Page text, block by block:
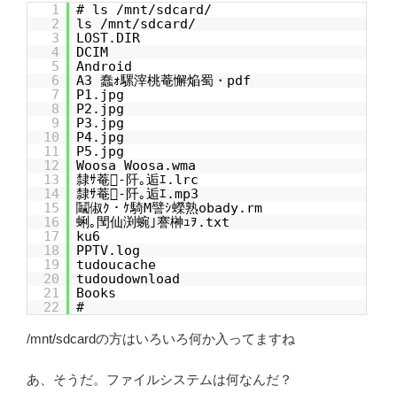
1
# ls /mnt/sdcard/
2
ls /mnt/sdcard/
3
LOST.DIR
4
DCIM
5
Android
6
A3 蠢ｫ騾滓桃菴懈焔蜀・pdf
7
P1.jpg
8
P2.jpg
9
P3.jpg
10
P4.jpg
11
P5.jpg
12
Woosa Woosa.wma
13
隸ｻ菴-阡｡逅ｴ.lrc
14
隸ｻ菴-阡｡逅ｴ.mp3
15
鬮俶ｸ・ｹ騎M譬ｼ蠑熟obady.rm
16
蜊｡閠仙渕蜿｣謇榊ｭｦ.txt
17
ku6
18
PPTV.log
19
tudoucache
20
tudoudownload
21
Books
22
#
/mnt/sdcardの方はいろいろ何か入ってますね
あ、そうだ。ファイルシステムは何なんだ？